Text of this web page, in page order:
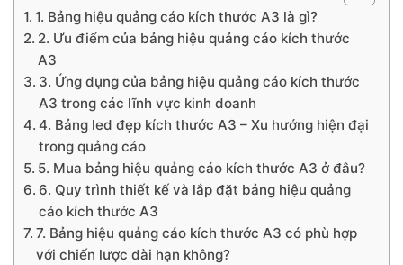
1. Bảng hiệu quảng cáo kích thước A3 là gì?
2. Ưu điểm của bảng hiệu quảng cáo kích thước
A3
3. Ứng dụng của bảng hiệu quảng cáo kích thước
A3 trong các lĩnh vực kinh doanh
4. Bảng led đẹp kích thước A3 – Xu hướng hiện đại
trong quảng cáo
5. Mua bảng hiệu quảng cáo kích thước A3 ở đâu?
6. Quy trình thiết kế và lắp đặt bảng hiệu quảng
cáo kích thước A3
7. Bảng hiệu quảng cáo kích thước A3 có phù hợp
với chiến lược dài hạn không?